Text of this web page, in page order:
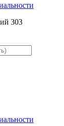
303